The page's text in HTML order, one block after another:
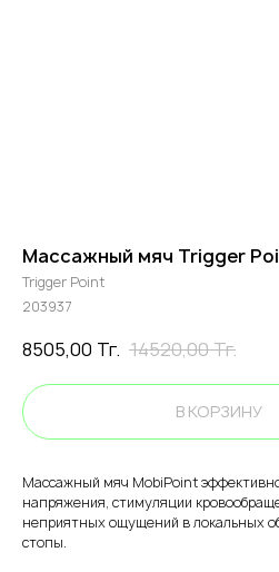
Массажный мяч Trigger
Trigger Point
203937
8505,00 Тг. 14520,00Тг.
В КОРЗИНУ
Массажный мяч MobiPoint
напряжения, стимуляции
неприятных ощущений в локальных
стопы.